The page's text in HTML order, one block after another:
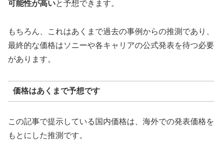
可能性が高いと予想できます。
もちろん、これはあくまで過去の事例からの推測であり、
最終的な価格はソニーや各キャリアの公式発表を待つ必要
があります。
価格はあくまで予想です
この記事で提示している国内価格は、海外での発表価格を
もとにした推測です。